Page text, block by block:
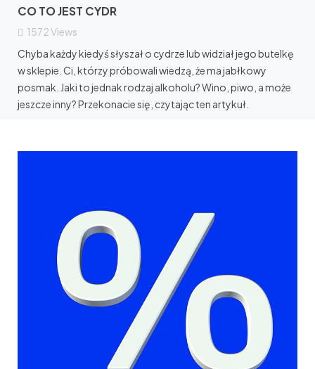
CO TO JEST CYDR
1572Views
Chyba każdy kiedyś słyszał o cydrze lub widział jego butelkę
w sklepie. Ci, którzy próbowali wiedzą, że ma jabłkowy
posmak. Jaki to jednak rodzaj alkoholu? Wino, piwo, a może
jeszcze inny? Przekonacie się, czytając ten artykuł.